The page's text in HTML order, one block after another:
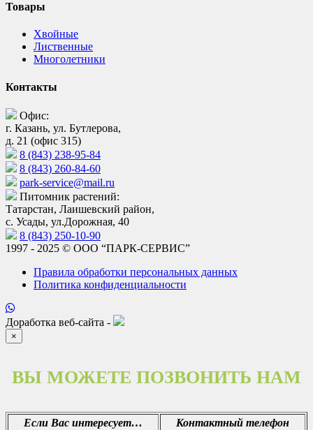
Товары
Хвойные
Лиственные
Многолетники
Контакты
Офис:
г. Казань, ул. Бутлерова,
д. 21 (офис 315)
8 (843) 238-95-84
8 (843) 260-84-60
park-service@mail.ru
Питомник растений:
Татарстан, Лаишевский район,
с. Усады, ул.Дорожная, 40
8 (843) 250-10-90
1997 - 2025 © ООО “ПАРК-СЕРВИС”
Правила обработки персональных данных
Политика конфиденциальности
Доработка веб-сайта -
×
ВЫ МОЖЕТЕ ПОЗВОНИТЬ НАМ
Если Вас интересует…
Контактный телефон